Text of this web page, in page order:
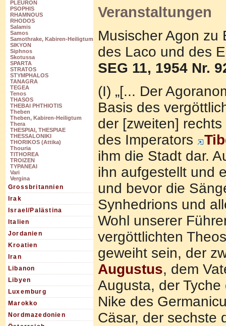
PLEURON
PSOPHIS
RHAMNOUS
RHODOS
Salamis
Samos
Samothrake, Kabiren-Heiligtum
SIKYON
Siphnos
Skotussa
SPARTA
STRATOS
STYMPHALOS
TANAGRA
TEGEA
Tenos
THASOS
THEBAI PHTHIOTIS
Theben
Theben, Kabiren-Heiligtum
Thera
THESPIAI, THESPIAE
THESSALONIKI
THORIKOS (Attika)
Thouria
TITHOREA
TROIZEN
TYPANEAI
Vari
Vergina
Grossbritannien
Irak
Israel/Palästina
Italien
Jordanien
Kroatien
Iran
Libanon
Libyen
Luxemburg
Marokko
Nordmazedonien
Veranstaltungen
Musischer Agon zu
des Laco und des
SEG 11, 1954 Nr.
(I) „[... Der
Basis des
der [zweiten]
des Imperators
ihm die Stadt dar.
ihn aufgestellt und
und bevor die
Synhedrions und
Wohl unserer
vergöttlichten
geweiht sein, der
Augustus, dem
Augusta, der
Nike des
Cäsar, der sechste